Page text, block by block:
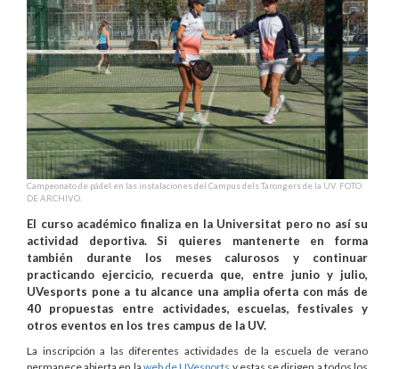
Campeonato de pádel en las instalaciones del Campus dels Tarongers de la UV. FOTO
DE ARCHIVO.
El curso académico finaliza en la Universitat pero no así su
actividad deportiva. Si quieres mantenerte en forma
también durante los meses calurosos y continuar
practicando ejercicio, recuerda que, entre junio y julio,
UVesports pone a tu alcance una amplia oferta con más de
40 propuestas entre actividades, escuelas, festivales y
otros eventos en los tres campus de la UV.
La inscripción a las diferentes actividades de la escuela de verano